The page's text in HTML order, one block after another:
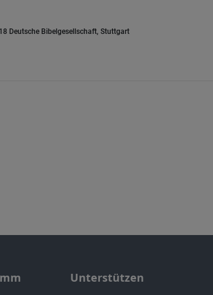
Deutsche Bibelgesellschaft, Stuttgart
Unterstützen